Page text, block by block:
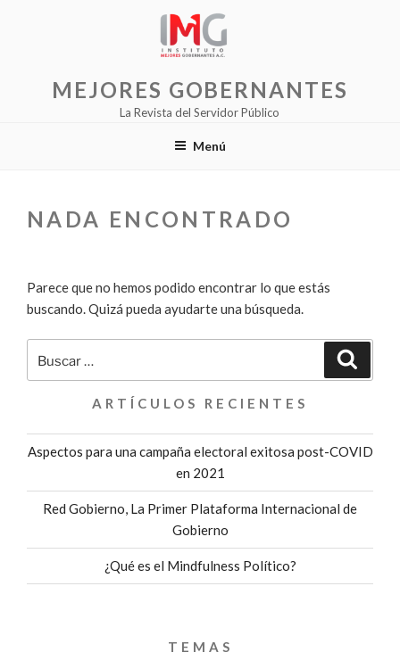
MEJORES GOBERNANTES
La Revista del Servidor Público
Menú
NADA ENCONTRADO
Parece que no hemos podido encontrar lo que estás
buscando. Quizá pueda ayudarte una búsqueda.
por:
ARTÍCULOS RECIENTES
Aspectos para una campaña electoral exitosa post-COVID
en 2021
Red Gobierno, La Primer Plataforma Internacional de
Gobierno
¿Qué es el Mindfulness Político?
TEMAS